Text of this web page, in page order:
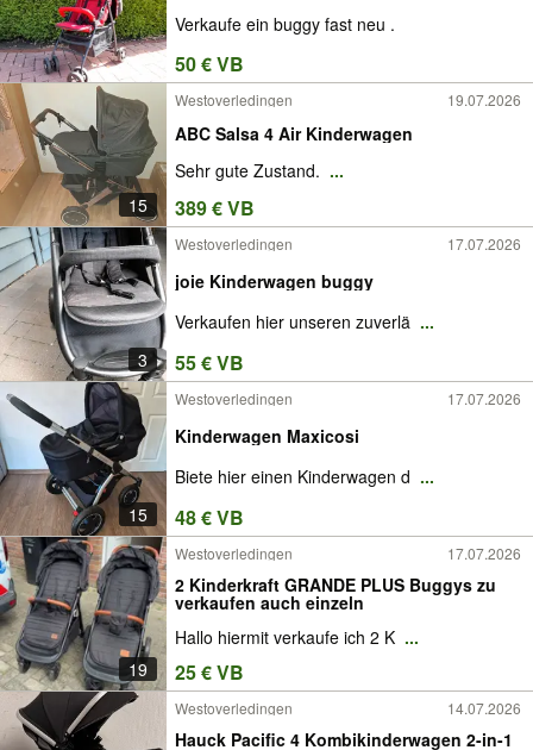
Verkaufe ein buggy fast neu .
50 € VB
15
Westoverledingen 19.07.2026
ABC Salsa 4 Air Kinderwagen
Sehr gute Zustand. ...
389 € VB
3
Westoverledingen 17.07.2026
joie Kinderwagen buggy
Verkaufen hier unseren zuverlä ...
55 € VB
15
Westoverledingen 17.07.2026
Kinderwagen Maxicosi
Biete hier einen Kinderwagen d ...
48 € VB
19
Westoverledingen 17.07.2026
2 Kinderkraft GRANDE PLUS Buggys zu
verkaufen auch einzeln
Hallo hiermit verkaufe ich 2 K ...
25 € VB
Westoverledingen 14.07.2026
Hauck Pacific 4 Kombikinderwagen 2-in-1